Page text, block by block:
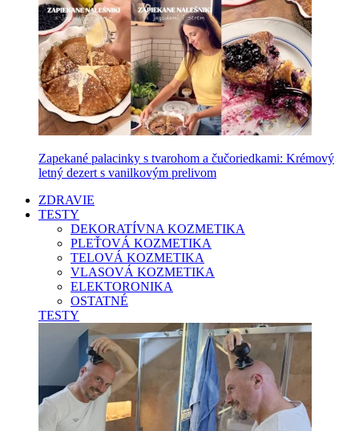
Zapekané palacinky s tvarohom a čučoriedkami: Krémový
letný dezert s vanilkovým prelivom
ZDRAVIE
TESTY
DEKORATÍVNA KOZMETIKA
PLEŤOVÁ KOZMETIKA
TELOVÁ KOZMETIKA
VLASOVÁ KOZMETIKA
ELEKTORONIKA
OSTATNÉ
TESTY